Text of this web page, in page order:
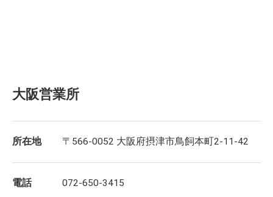
大阪営業所
所在地 〒566-0052 大阪府摂津市鳥飼本町2-11-42
電話 072-650-3415